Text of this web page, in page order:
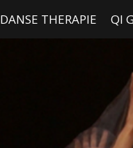
DANSE THERAPIE QI